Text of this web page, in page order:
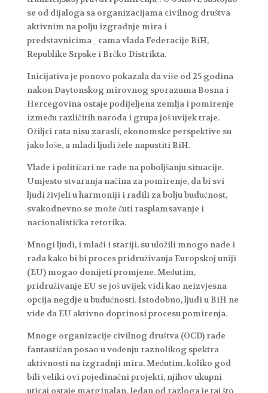
se od dijaloga sa organizacijama civilnog društva
aktivnim na polju izgradnje mira i
predstavnicima_cama vlada Federacije BiH,
Republike Srpske i Brčko Distrikta.
Inicijativa je ponovo pokazala da više od 25 godina
nakon Daytonskog mirovnog sporazuma Bosna i
Hercegovina ostaje podijeljena zemlja i pomirenje
između različitih naroda i grupa još uvijek traje.
Ožiljci rata nisu zarasli, ekonomske perspektive su
jako loše, a mladi ljudi žele napustiti BiH.
Vlade i političari ne rade na poboljšanju situacije.
Umjesto stvaranja načina za pomirenje, da bi svi
ljudi živjeli u harmoniji i radili za bolju budućnost,
svakodnevno se može čuti rasplamsavanje i
nacionalistička retorika.
Mnogi ljudi, i mlađi i stariji, su uložili mnogo nade i
rada kako bi bi proces pridruživanja Europskoj uniji
(EU) mogao donijeti promjene. Međutim,
pridruživanje EU se još uvijek vidi kao neizvjesna
opcija negdje u budućnosti. Istodobno, ljudi u BiH ne
vide da EU aktivno doprinosi procesu pomirenja.
Mnoge organizacije civilnog društva (OCD) rade
fantastičan posao u vođenju raznolikog spektra
aktivnosti na izgradnji mira. Međutim, koliko god
bili veliki ovi pojedinačni projekti, njihov ukupni
uticaj ostaje marginalan. Jedan od razloga je taj što